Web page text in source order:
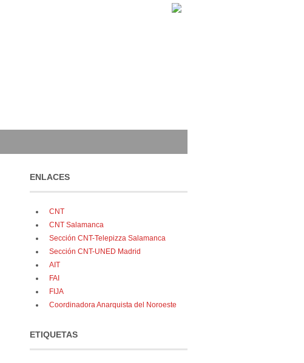
ENLACES
CNT
CNT Salamanca
Sección CNT-Telepizza Salamanca
Sección CNT-UNED Madrid
AIT
FAI
FIJA
Coordinadora Anarquista del Noroeste
ETIQUETAS